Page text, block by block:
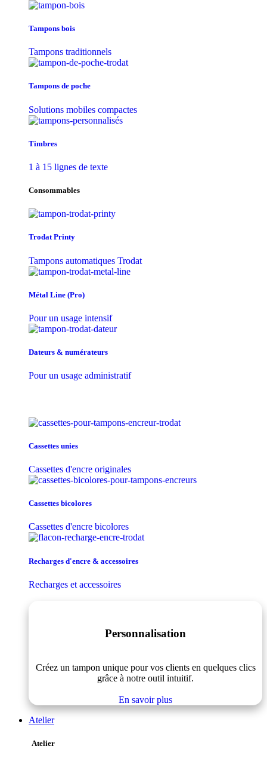
Tampons bois
Tampons traditionnels
Tampons de poche
Solutions mobiles compactes
Timbres
1 à 15 lignes de texte
Consommables
Trodat Printy
Tampons automatiques Trodat
Métal Line (Pro)
Pour un usage intensif
Dateurs & numérateurs
Pour un usage administratif
Cassettes unies
Cassettes d'encre originales
Cassettes bicolores
Cassettes d'encre bicolores
Recharges d'encre & accessoires
Recharges et accessoires
Personnalisation
Créez un tampon unique pour vos clients en quelques clics
grâce à notre outil intuitif.
En savoir plus
Atelier
Atelier